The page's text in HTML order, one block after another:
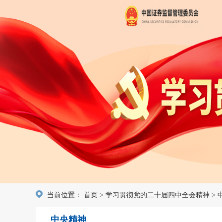
当前位置： 首页 > 学习贯彻党的二十届四中全会精神 >
中央精神